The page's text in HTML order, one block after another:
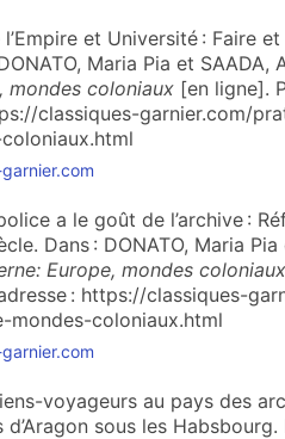
­­l’Empire et Université : Faire
Maria Pia et SAADA,
mondes coloniaux[en ligne].
classiques-garnier.com/
a le goût de ­­l’archive :
Dans : DONATO, Maria
Europe, mondes coloniaux
: https://classiques-
mondes-coloniaux.html
voyageurs au pays des
sous les Habsbourg.